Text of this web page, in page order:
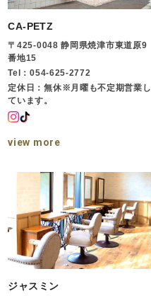
CA-PETZ
〒425-0048 静岡県焼津市東道原9
番地15
Tel：054-625-2772
定休日：無休※月曜も不定期営業し
ています。
view more
ジャスミン